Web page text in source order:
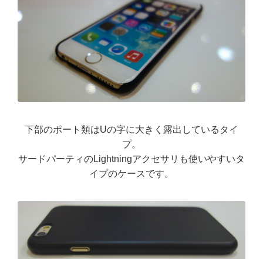
下部のポート類はUの字に大きく露出しているタイ
プ。
サードパーティのLightningアクセサリも使いやすいタ
イプのケースです。